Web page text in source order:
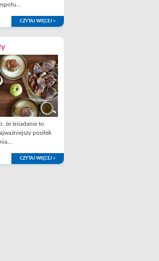
CZYTAJ WIĘCEJ >
że śniadanie to
posiłek
CZYTAJ WIĘCEJ >